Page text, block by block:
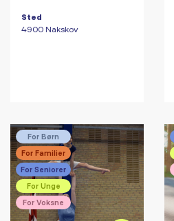
Sted
4900 Nakskov
For Børn
For Familier
For Seniorer
For Unge
For Voksne